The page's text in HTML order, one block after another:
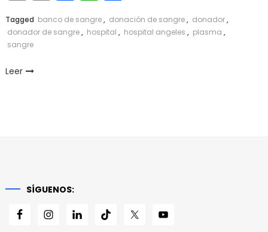
Link
Tagged banco de sangre, donación de sangre, donador,
donador de sangre, hospital , hospital angeles , plasma ,
sangre
Leer
SÍGUENOS: